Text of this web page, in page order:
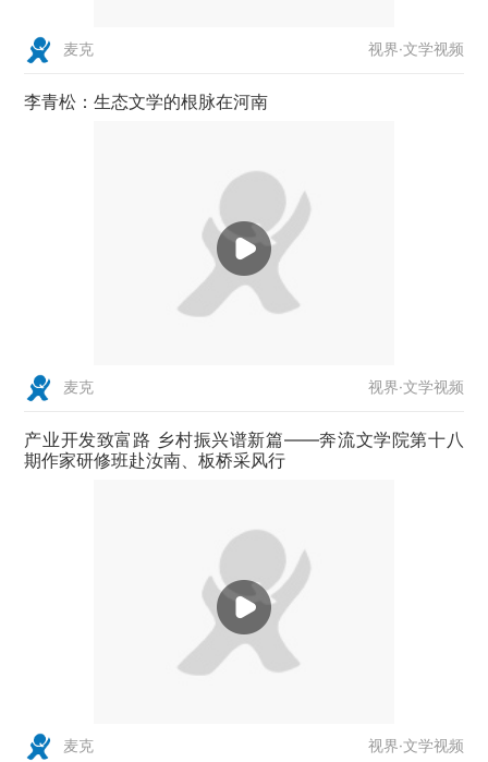
麦克 视界·文学视频
李青松：生态文学的根脉在河南
麦克 视界·文学视频
产业开发致富路 乡村振兴谱新篇——奔流文学院第十八
期作家研修班赴汝南、板桥采风行
麦克 视界·文学视频